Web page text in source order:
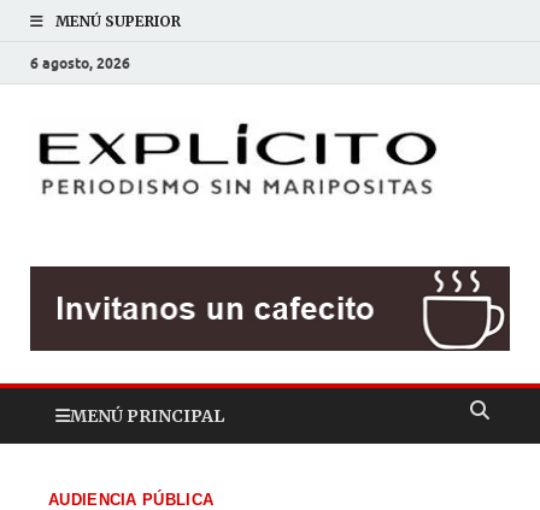
MENÚ SUPERIOR
6 agosto, 2026
MENÚ PRINCIPAL
AUDIENCIA PÚBLICA